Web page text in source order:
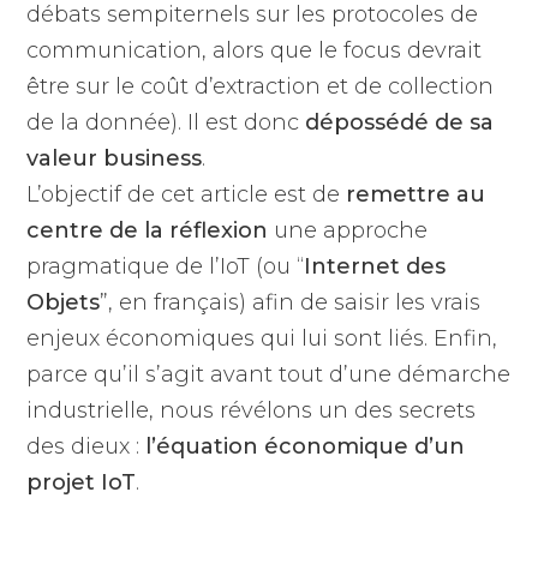
débats sempiternels sur les protocoles de
communication, alors que le focus devrait
être sur le coût d’extraction et de collection
de la donnée). Il est donc dépossédé de sa
valeur business.
L’objectif de cet article est de remettre au
centre de la réflexion une approche
pragmatique de l’IoT (ou “Internet des
Objets”, en français) afin de saisir les vrais
enjeux économiques qui lui sont liés. Enfin,
parce qu’il s’agit avant tout d’une démarche
industrielle, nous révélons un des secrets
des dieux : l’équation économique d’un
projet IoT.